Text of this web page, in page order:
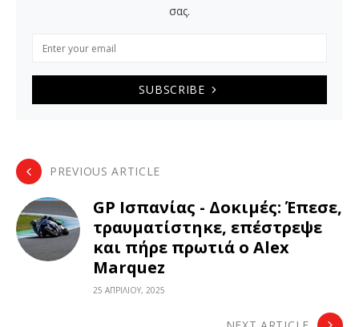
σας.
SUBSCRIBE
PREVIOUS ARTICLE
GP Ισπανίας - Δοκιμές: Έπεσε,
τραυματίστηκε, επέστρεψε
και πήρε πρωτιά ο Alex
Marquez
25 ΑΠΡΙΛΊΟΥ, 2025